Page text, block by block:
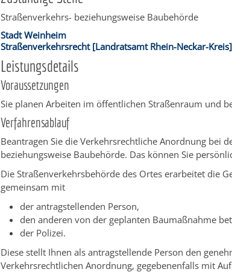
Straßenverkehrs- beziehungsweise Baubehörde
Stadt Weinheim
Straßenverkehrsrecht [Landratsamt Rhein-Neckar-Kreis]
Leistungsdetails
Voraussetzungen
Sie planen Arbeiten im öffentlichen Straßenraum und
Verfahrensablauf
Beantragen Sie die Verkehrsrechtliche Anordnung bei
beziehungsweise Baubehörde. Das können Sie
Die Straßenverkehrsbehörde des Ortes erarbeitet die
gemeinsam mit
der antragstellenden Person,
den anderen von der geplanten Baumaßnahme
der Polizei.
Diese stellt Ihnen als antragstellende Person den
Verkehrsrechtlichen Anordnung, gegebenenfalls mit